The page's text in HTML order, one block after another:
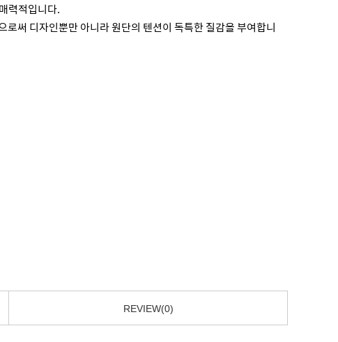
력적입니다.
써 디자인뿐만 아니라 원단의 텐션이 독특한 질감을 부여합니
REVIEW(0)